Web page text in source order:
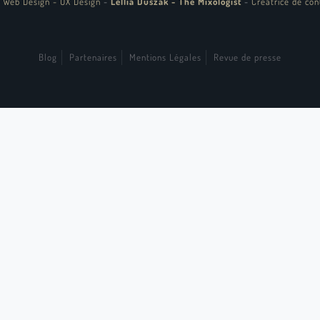
Blog Partenaires Mentions Légales Revue de presse